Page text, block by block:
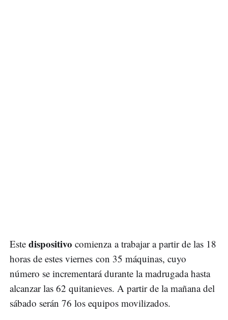
Este dispositivo comienza a trabajar a partir de las 18
horas de estes viernes con 35 máquinas, cuyo
número se incrementará durante la madrugada hasta
alcanzar las 62 quitanieves. A partir de la mañana del
sábado serán 76 los equipos movilizados.